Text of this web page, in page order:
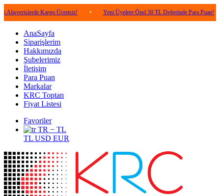
Kargo Ücretsiz! • Yeni Üyelere Özel 50 TL Değerinde Para Puan! •
AnaSayfa
Siparişlerim
Hakkımızda
Şubelerimiz
İletişim
Para Puan
Markalar
KRC Toptan
Fiyat Listesi
Favoriler
TR − TL
TL USD EUR